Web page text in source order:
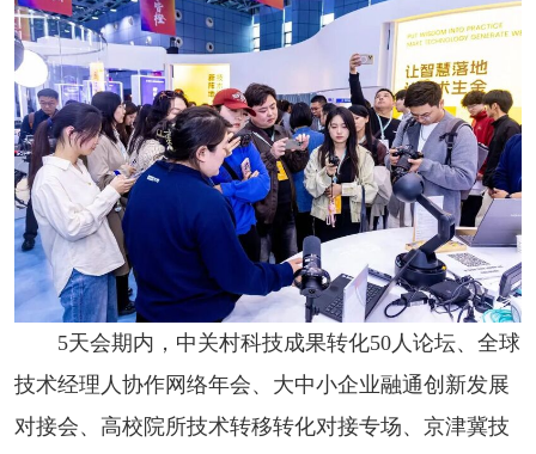
5天会期内，中关村科技成果转化50人论坛、全球
技术经理人协作网络年会、大中小企业融通创新发展
对接会、高校院所技术转移转化对接专场、京津冀技